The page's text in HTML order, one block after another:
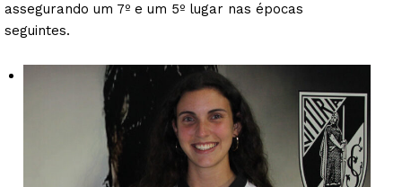
assegurando um 7º e um 5º lugar nas épocas
seguintes.